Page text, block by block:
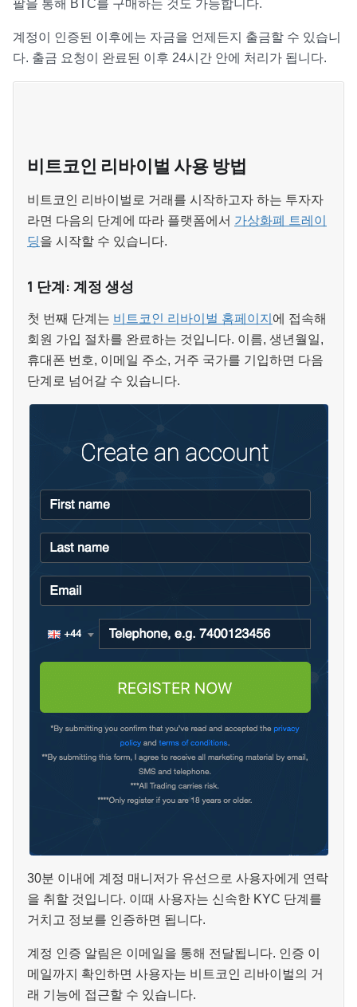
팔을 통해 BTC를 구매하는 것도 가능합니다.
계정이 인증된 이후에는 자금을 언제든지 출금할 수 있습니
다. 출금 요청이 완료된 이후 24시간 안에 처리가 됩니다.
비트코인 리바이벌 사용 방법
비트코인 리바이벌로 거래를 시작하고자 하는 투자자
라면 다음의 단계에 따라 플랫폼에서 가상화폐 트레이
딩을 시작할 수 있습니다.
1 단계: 계정 생성
첫 번째 단계는 비트코인 리바이벌 홈페이지 에 접속해
회원 가입 절차를 완료하는 것입니다. 이름, 생년월일,
휴대폰 번호, 이메일 주소, 거주 국가를 기입하면 다음
단계로 넘어갈 수 있습니다.
30분 이내에 계정 매니저가 유선으로 사용자에게 연락
을 취할 것입니다. 이때 사용자는 신속한 KYC 단계를
거치고 정보를 인증하면 됩니다.
계정 인증 알림은 이메일을 통해 전달됩니다. 인증 이
메일까지 확인하면 사용자는 비트코인 리바이벌의 거
래 기능에 접근할 수 있습니다.